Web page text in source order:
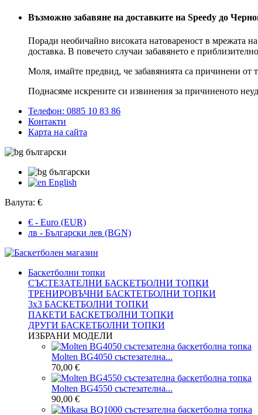
Възможно забавяне на доставките на Speedy до
Поради необичайно високата натовареност в мрежата
доставка. В повечето случаи забавянето е
Моля, имайте предвид, че забавянията са причинени от
Поднасяме искрените си извинения за причиненото
Телефон: 0885 10 83 86
Контакти
Карта на сайта
български
български
English
Валута: €
€ - Euro (EUR)
лв - Български лев (BGN)
Баскетболни топки
СЪСТЕЗАТЕЛНИ БАСКЕТБОЛНИ ТОПКИ
ТРЕНИРОВЪЧНИ БАСКТЕТБОЛНИ ТОПКИ
3x3 БАСКЕТБОЛНИ ТОПКИ
ПАКЕТИ БАСКЕТБОЛНИ ТОПКИ
ДРУГИ БАСКЕТБОЛНИ ТОПКИ
ИЗБРАНИ МОДЕЛИ
Molten BG4050 състезателна...
70,00 €
Molten BG4550 състезателна...
90,00 €